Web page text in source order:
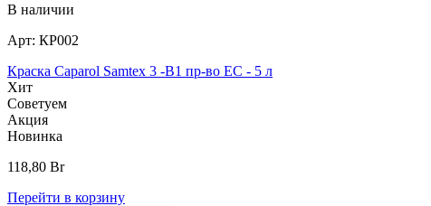
В наличии
Арт: КР002
Краска Caparol Samtex 3 -B1 пр-во EC - 5 л
Хит
Советуем
Акция
Новинка
118,80 Br
Перейти в корзину